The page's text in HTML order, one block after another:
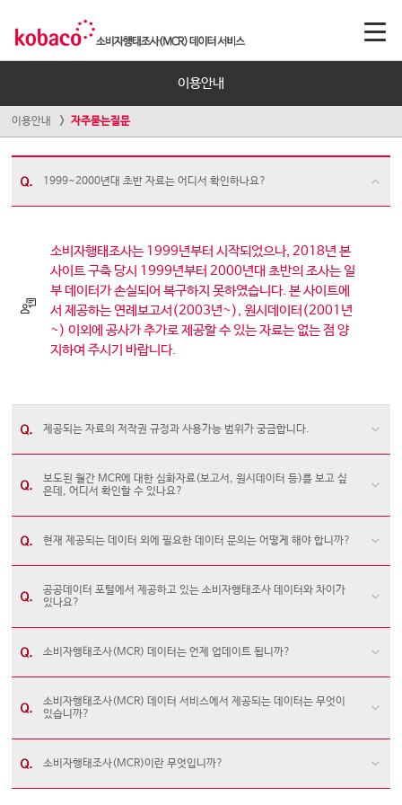
이용안내
이용안내 자주묻는질문
1999~2000년대 초반 자료는 어디서 확인하나요?
소비자행태조사는 1999년부터 시작되었으나, 2018년 본
사이트 구축 당시 1999년부터 2000년대 초반의 조사는 일
부 데이터가 손실되어 복구하지 못하였습니다. 본 사이트에
서 제공하는 연례보고서(2003년~), 원시데이터(2001년
~) 이외에 공사가 추가로 제공할 수 있는 자료는 없는 점 양
지하여 주시기 바랍니다.
제공되는 자료의 저작권 규정과 사용가능 범위가 궁금합니다.
보도된 월간 MCR에 대한 심화자료(보고서, 원시데이터 등)를 보고 싶
은데, 어디서 확인할 수 있나요?
현재 제공되는 데이터 외에 필요한 데이터 문의는 어떻게 해야 합니까?
공공데이터 포털에서 제공하고 있는 소비자행태조사 데이터와 차이가
있나요?
소비자행태조사(MCR) 데이터는 언제 업데이트 됩니까?
소비자행태조사(MCR) 데이터 서비스에서 제공되는 데이터는 무엇이
있습니까?
소비자행태조사(MCR)이란 무엇입니까?